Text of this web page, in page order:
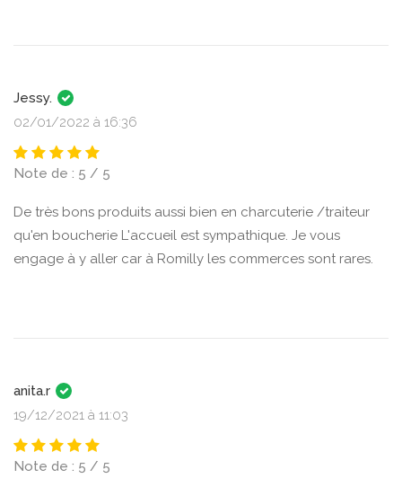
Jessy.
02/01/2022 à 16:36
Note de : 5 / 5
De très bons produits aussi bien en charcuterie /traiteur
qu'en boucherie L'accueil est sympathique. Je vous
engage à y aller car à Romilly les commerces sont rares.
anita.r
19/12/2021 à 11:03
Note de : 5 / 5